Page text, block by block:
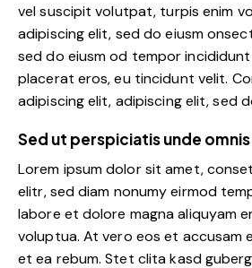
vel suscipit volutpat, turpis enim
adipiscing elit, sed do eiusm
sed do eiusm od tempor
placerat eros, eu tincidunt velit.
adipiscing elit, adipiscing elit, sed
Sed ut perspiciatis unde
Lorem ipsum dolor sit amet,
elitr, sed diam nonumy eirmod
labore et dolore magna aliquyam
voluptua. At vero eos et accusam
et ea rebum. Stet clita kasd